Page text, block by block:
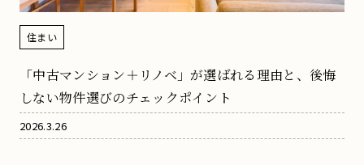
住まい
「中古マンション＋リノベ」が選ばれる理由と、後悔
しない物件選びのチェックポイント
2026.3.26